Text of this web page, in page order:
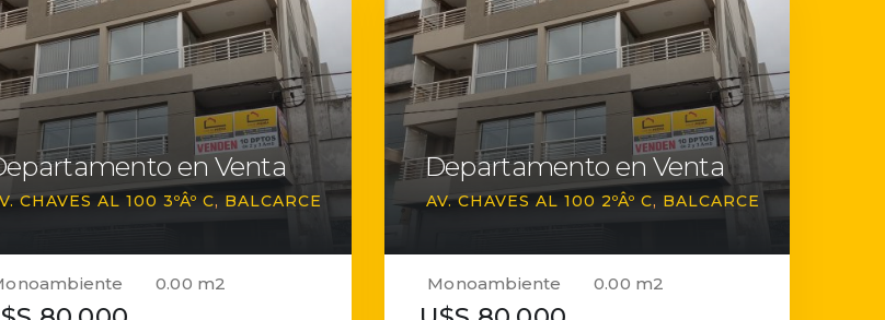
en Venta
CHAVES AL 100 3ºÂº C BALCARCE
0.00 m2
Departamento en Venta
AV. CHAVES AL 100 2ºÂº C BALCARCE
Monoambiente 0.00 m2